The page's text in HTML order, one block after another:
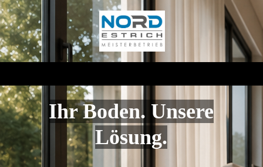
Ihr Boden. Unsere
Lösung.